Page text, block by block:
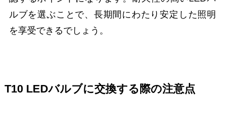
ルブを選ぶことで、長期間にわたり安定した照明
を享受できるでしょう。
T10 LEDバルブに交換する際の注意点